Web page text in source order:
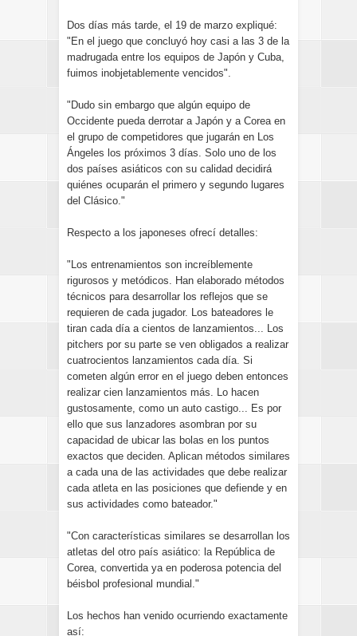
Dos días más tarde, el 19 de marzo expliqué:
"En el juego que concluyó hoy casi a las 3 de la
madrugada entre los equipos de Japón y Cuba,
fuimos inobjetablemente vencidos".
"Dudo sin embargo que algún equipo de
Occidente pueda derrotar a Japón y a Corea en
el grupo de competidores que jugarán en Los
Ángeles los próximos 3 días. Solo uno de los
dos países asiáticos con su calidad decidirá
quiénes ocuparán el primero y segundo lugares
del Clásico."
Respecto a los japoneses ofrecí detalles:
"Los entrenamientos son increíblemente
rigurosos y metódicos. Han elaborado métodos
técnicos para desarrollar los reflejos que se
requieren de cada jugador. Los bateadores le
tiran cada día a cientos de lanzamientos... Los
pitchers por su parte se ven obligados a realizar
cuatrocientos lanzamientos cada día. Si
cometen algún error en el juego deben entonces
realizar cien lanzamientos más. Lo hacen
gustosamente, como un auto castigo... Es por
ello que sus lanzadores asombran por su
capacidad de ubicar las bolas en los puntos
exactos que deciden. Aplican métodos similares
a cada una de las actividades que debe realizar
cada atleta en las posiciones que defiende y en
sus actividades como bateador."
"Con características similares se desarrollan los
atletas del otro país asiático: la República de
Corea, convertida ya en poderosa potencia del
béisbol profesional mundial."
Los hechos han venido ocurriendo exactamente
así: